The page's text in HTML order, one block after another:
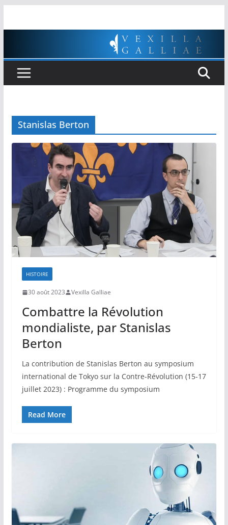
Stanislas Berton
HISTOIRE
30 août 2023 Vexilla Galliae
Combattre la Révolution
mondialiste, par Stanislas
Berton
La contribution de Stanislas Berton au symposium
international de Tokyo sur la Contre-Révolution (15-17
juillet 2023) : Programme du symposium
Read More